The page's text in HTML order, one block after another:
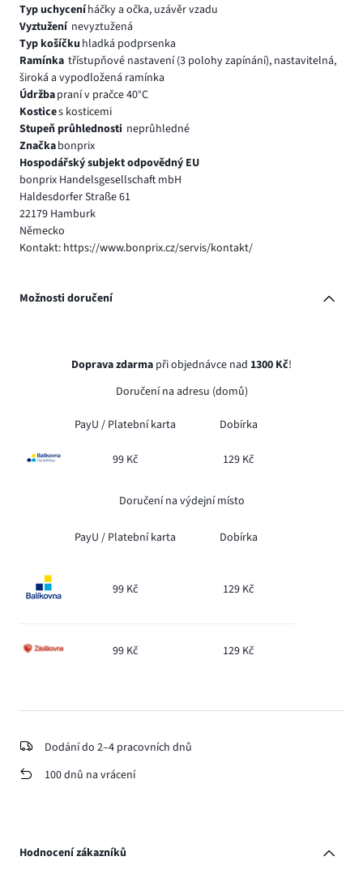
Typ uchyceníháčky a očka, uzávěr vzadu
Vyztužení nevyztužená
Typ košíčku hladká podprsenka
Ramínka třístupňové nastavení (3 polohy zapínání), nastavitelná,
široká a vypodložená ramínka
Údržbapraní v pračce 40°C
Kostices kosticemi
Stupeň průhlednosti neprůhledné
Značkabonprix
Hospodářský subjekt odpovědný EU
bonprix Handelsgesellschaft mbH
Haldesdorfer Straße 61
22179 Hamburk
Německo
Kontakt: https://www.bonprix.cz/servis/kontakt/
Možnosti doručení
Doprava zdarma při objednávce nad 1300 Kč!
Doručení na adresu (domů)
PayU / Platební karta Dobírka
99 Kč 129 Kč
Doručení na výdejní místo
PayU / Platební karta Dobírka
99 Kč 129 Kč
99 Kč 129 Kč
Dodání do 2–4 pracovních dnů
100 dnů na vrácení
Hodnocení zákazníků